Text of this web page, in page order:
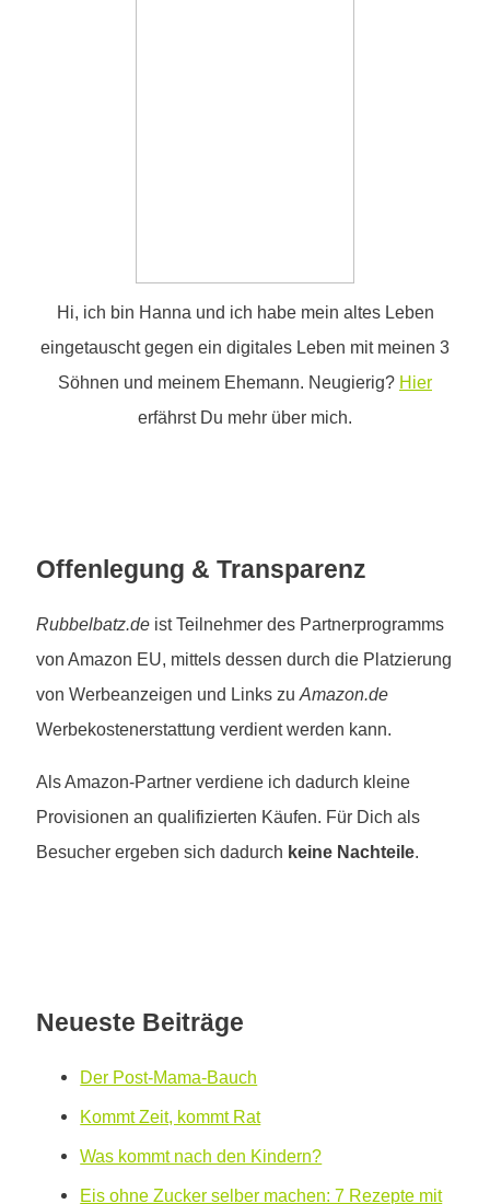
Hi, ich bin Hanna und ich habe mein altes Leben
eingetauscht gegen ein digitales Leben mit meinen 3
Söhnen und meinem Ehemann. Neugierig? Hier
erfährst Du mehr über mich.
Offenlegung & Transparenz
Rubbelbatz.de ist Teilnehmer des Partnerprogramms
von Amazon EU, mittels dessen durch die Platzierung
von Werbeanzeigen und Links zuAmazon.de
Werbekostenerstattung verdient werden kann.
Als Amazon-Partner verdiene ich dadurch kleine
Provisionen an qualifizierten Käufen. Für Dich als
Besucher ergeben sich dadurch keine Nachteile.
Neueste Beiträge
Der Post-Mama-Bauch
Kommt Zeit, kommt Rat
Was kommt nach den Kindern?
Eis ohne Zucker selber machen: 7 Rezepte mit